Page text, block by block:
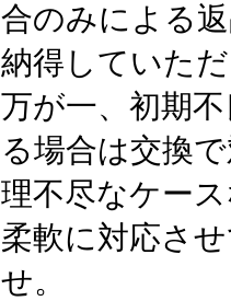
合のみによる
納得していた
万が一、初期
る場合は交換
理不尽なケー
柔軟に対応さ
せ。